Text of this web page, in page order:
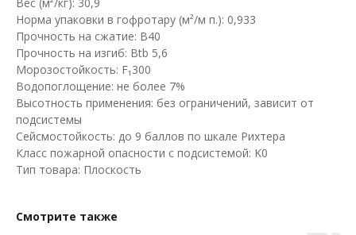
Норма упаковки в гофротару (м²/м п.): 0,933
Прочность на сжатие: B40
Прочность на изгиб: Btb 5,6
Морозостойкость: F₁300
Водопоглощение: не более 7%
Высотность применения: без ограничений, зависит от
подсистемы
Сейсмостойкость: до 9 баллов по шкале Рихтера
Класс пожарной опасности с подсистемой: K0
Тип товара: Плоскость
Смотрите также